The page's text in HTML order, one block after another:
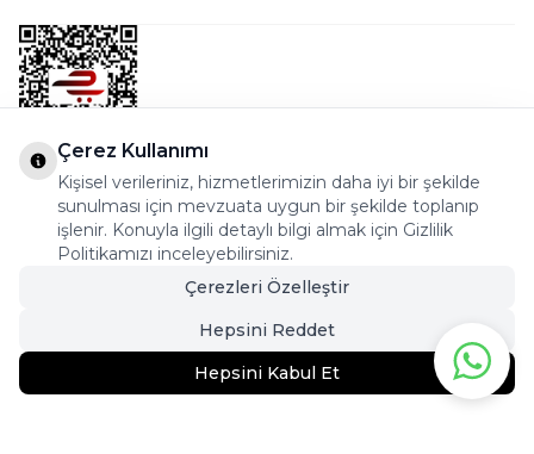
1.044,95TL699,95TL Sepete Ekle
Bostancı Mah. Dar yol Sok. Safir sitesi 5/1 B Blok
Kadıköy - İSTANBUL
info@cekmeceonline.com
Çerez Kullanımı
Kişisel verileriniz, hizmetlerimizin daha iyi bir şekilde
sunulması için mevzuata uygun bir şekilde toplanıp
işlenir. Konuyla ilgili detaylı bilgi almak için Gizlilik
Politikamızı inceleyebilirsiniz.
Çerezleri Özelleştir
Hepsini Reddet
Hepsini Kabul Et